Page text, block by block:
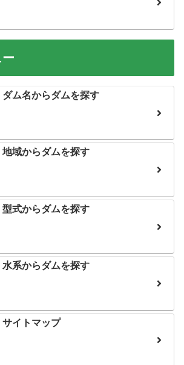
ダム名からダムを探す
地域からダムを探す
型式からダムを探す
水系からダムを探す
サイトマップ